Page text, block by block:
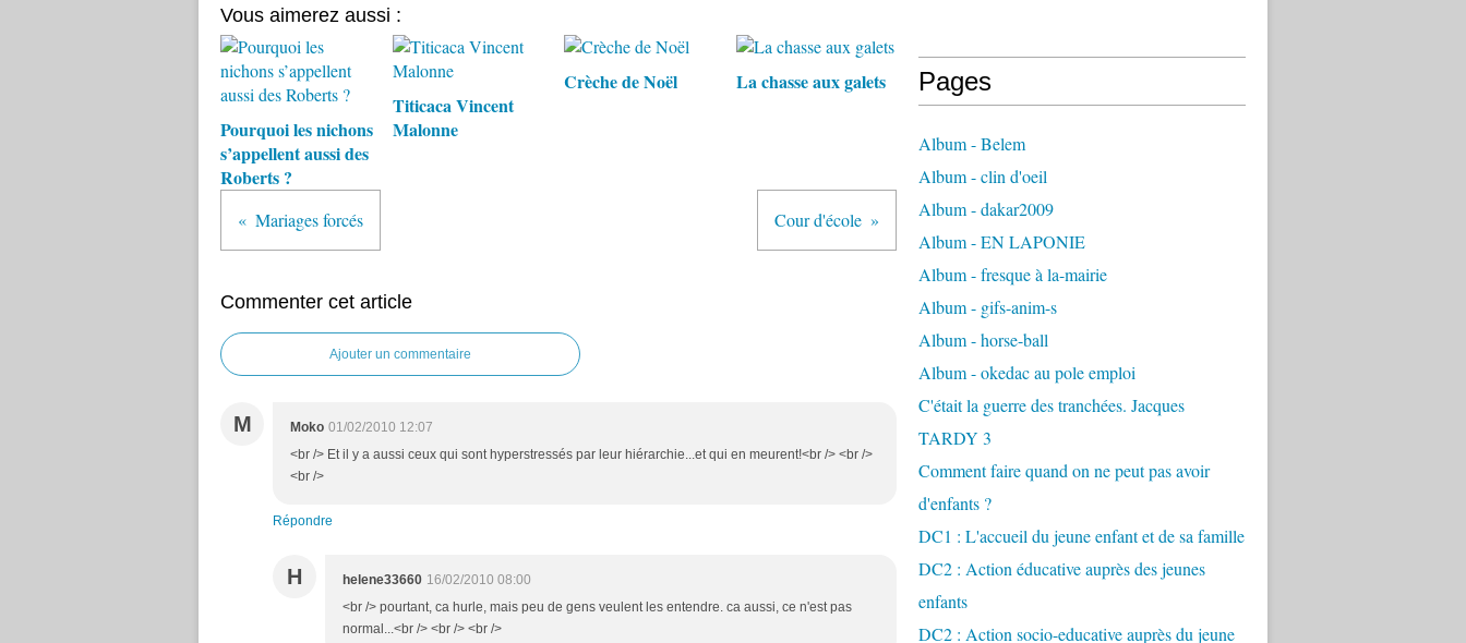
Vous aimerez aussi :
Pourquoi les nichons
s’appellent aussi des
Roberts ?
Titicaca Vincent
Malonne
Crèche de Noël La chasse aux galets
Mariages forcés Cour d'école
Commenter cet article
Ajouter un commentaire
M Moko 01/02/2010 12:07
<br /> Et il y a aussi ceux qui sont hyperstressés par leur hiérarchie...et qui en meurent!<br /> <br />
<br />
Répondre
H helene33660 16/02/2010 08:00
<br /> pourtant, ca hurle, mais peu de gens veulent les entendre. ca aussi, ce n'est pas
normal...<br /> <br /> <br />
Pages
Album - Belem
Album - clin d'oeil
Album - dakar2009
Album - EN LAPONIE
Album - fresque à la-mairie
Album - gifs-anim-s
Album - horse-ball
Album - okedac au pole emploi
C'était la guerre des tranchées. Jacques
TARDY 3
Comment faire quand on ne peut pas avoir
d'enfants ?
DC1 : L'accueil du jeune enfant et de sa famille
DC2 : Action éducative auprès des jeunes
enfants
DC2 : Action socio-educative auprès du jeune